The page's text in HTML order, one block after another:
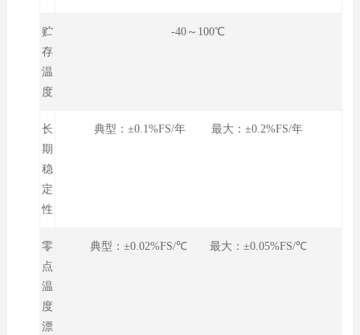
贮
存
温
度
-40～100℃
长
期
稳
定
性
典型：±0.1%FS/年 最大：±0.2%FS/年
零
点
温
度
漂
典型：±0.02%FS/℃ 最大：±0.05%FS/℃